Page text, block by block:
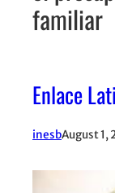
familiar
Enlace
inesbAugust 1,